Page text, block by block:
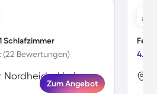
Schlafzimmer
(22 Bewertungen)
Buchholz in der Nordheide, Harburg, Deutschland
Zum Angebot
ab
4.9